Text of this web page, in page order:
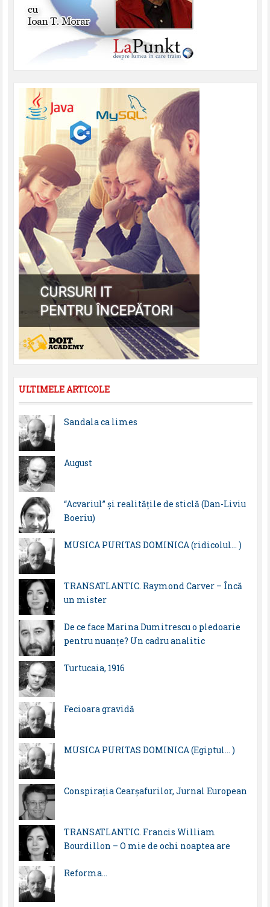
ULTIMELE ARTICOLE
Sandala ca limes
August
“Acvariul” și realitățile de sticlă (Dan-Liviu
Boeriu)
MUSICA PURITAS DOMINICA (ridicolul… )
TRANSATLANTIC. Raymond Carver – Încă
un mister
De ce face Marina Dumitrescu o pledoarie
pentru nuanțe? Un cadru analitic
Turtucaia, 1916
Fecioara gravidă
MUSICA PURITAS DOMINICA (Egiptul… )
Conspirația Cearșafurilor, Jurnal European
TRANSATLANTIC. Francis William
Bourdillon – O mie de ochi noaptea are
Reforma…